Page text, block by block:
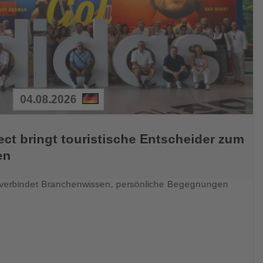
04.08.2026
bringt touristische Entscheider zum
Branchenwissen, persönliche Begegnungen